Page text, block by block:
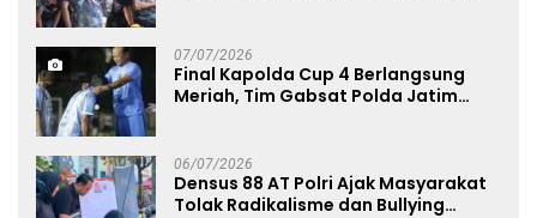
07/07/2026
Final Kapolda Cup 4 Berlangsung
Meriah, Tim Gabsat Polda Jatim
06/07/2026
Densus 88 AT Polri Ajak Masyarakat
Tolak Radikalisme dan Bullying